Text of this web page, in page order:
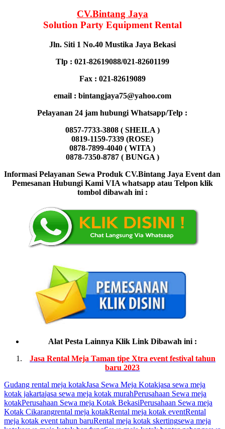
CV.Bintang Jaya
Solution Party Equipment Rental
Jln. Siti 1 No.40 Mustika Jaya Bekasi
Tlp : 021-82619088/021-82601199
Fax : 021-82619089
email : bintangjaya75@yahoo.com
Pelayanan 24 jam hubungi Whatsapp/Telp :
0857-7733-3808 ( SHEILA )
0819-1159-7339 (ROSE)
0878-7899-4040 ( WITA )
0878-7350-8787 ( BUNGA )
Informasi Pelayanan Sewa Produk CV.Bintang Jaya Event dan
Pemesanan Hubungi Kami VIA whatsapp atau Telpon klik
tombol dibawah ini :
Alat Pesta Lainnya Klik Link Dibawah ini :
Jasa Rental Meja Taman tipe Xtra event festival tahun
baru 2023
Gudang rental meja kotakJasa Sewa Meja Kotakjasa sewa meja
kotak jakartajasa sewa meja kotak murahPerusahaan Sewa meja
kotakPerusahaan Sewa meja Kotak BekasiPerusahaan Sewa meja
Kotak Cikarangrental meja kotakRental meja kotak eventRental
meja kotak event tahun baruRental meja kotak skertingsewa meja